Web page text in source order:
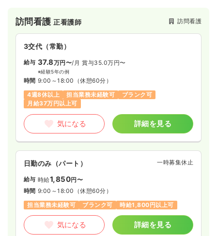
訪問看護正看護師 訪問看護
3交代（常勤）
給与 37.8万円〜/月 賞与35.0万円〜
※経験5年の例
時間 9:00～18:00 （休憩60分）
4週8休以上
担当業務未経験可
ブランク可
月給37万円以上可
気になる 詳細を見る
日勤のみ（パート） 一時募集休止
給与 時給1,850円〜
時間 9:00～18:00 （休憩60分）
担当業務未経験可
ブランク可 時給1,800円以上可
気になる 詳細を見る